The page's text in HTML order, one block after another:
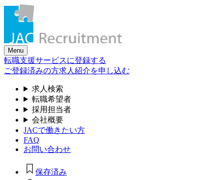
Skip
content
Menu
転職支援サービスに登録する
ご登録済みの方求人紹介を申し込む
求人検索
転職希望者
採用担当者
会社概要
JACで働きたい方
FAQ
お問い合わせ
保存済み